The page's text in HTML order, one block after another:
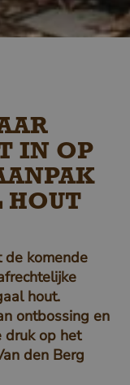
IN OP
HOUT
de komende
hout.
ontbossing en
druk op het
den Berg